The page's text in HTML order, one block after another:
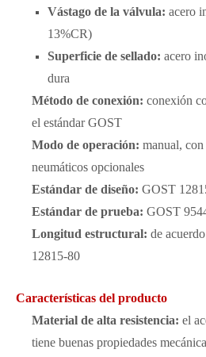
Vástago de la válvula: acero
13%CR)
Superficie de sellado: acero
dura
Método de conexión: conexión
el estándar GOST
Modo de operación: manual,
neumáticos opcionales
Estándar de diseño: GOST
Estándar de prueba: GOST
Longitud estructural: de
12815-80
Características del producto
Material de alta resistencia: el
tiene buenas propiedades